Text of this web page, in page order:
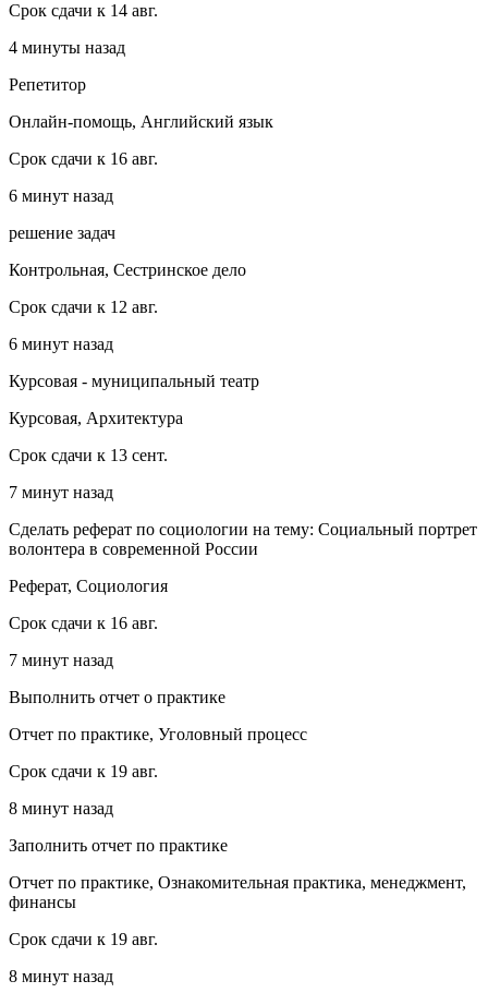
Срок сдачи к 14 авг.
4 минуты назад
Репетитор
Онлайн-помощь, Английский язык
Срок сдачи к 16 авг.
6 минут назад
решение задач
Контрольная, Сестринское дело
Срок сдачи к 12 авг.
6 минут назад
Курсовая - муниципальный театр
Курсовая, Архитектура
Срок сдачи к 13 сент.
7 минут назад
Сделать реферат по социологии на тему: Социальный портрет
волонтера в современной России
Реферат, Социология
Срок сдачи к 16 авг.
7 минут назад
Выполнить отчет о практике
Отчет по практике, Уголовный процесс
Срок сдачи к 19 авг.
8 минут назад
Заполнить отчет по практике
Отчет по практике, Ознакомительная практика, менеджмент,
финансы
Срок сдачи к 19 авг.
8 минут назад